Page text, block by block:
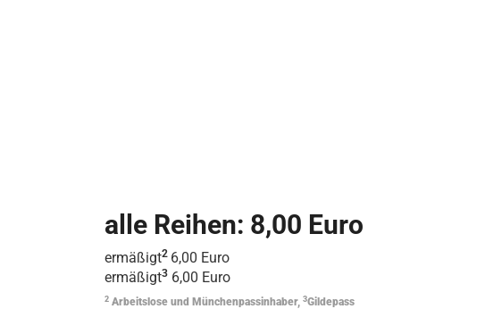
alle Reihen: 8,00 Euro
ermäßigt2 6,00 Euro
ermäßigt3 6,00 Euro
2 Arbeitslose und Münchenpassinhaber, 3Gildepass